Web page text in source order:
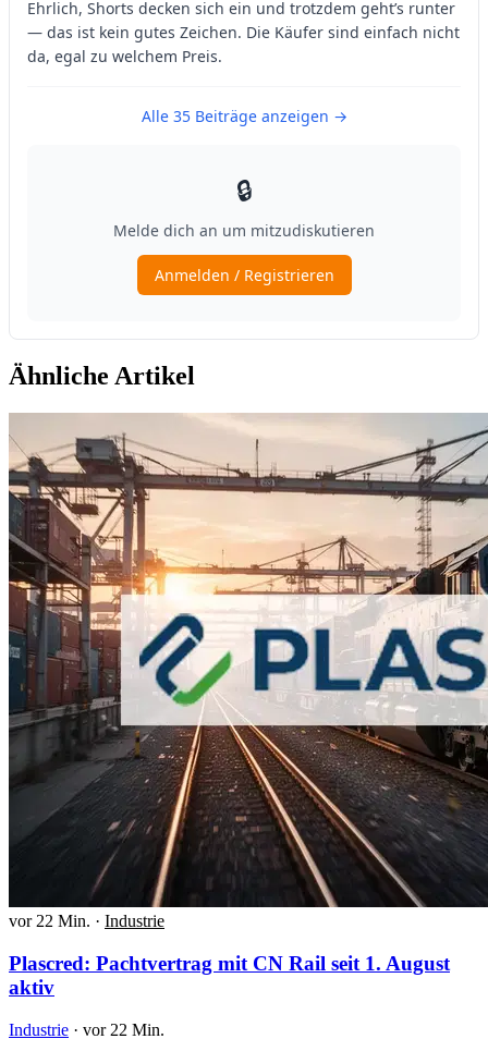
Ähnliche Artikel
vor 22 Min. · Industrie
Plascred: Pachtvertrag mit CN Rail seit 1. August
aktiv
Industrie · vor 22 Min.